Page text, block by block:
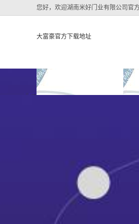
您好，欢迎湖南米好门业有限公司官方
大富豪官方下载地址
关